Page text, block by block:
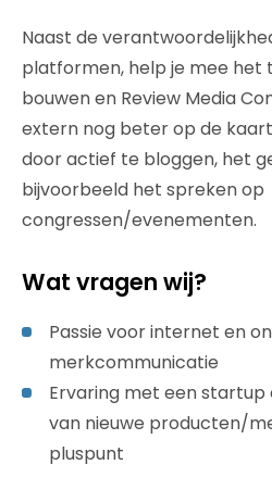
Naast de
platformen, help je mee het
bouwen en Review Media
extern nog beter op de
door actief te bloggen, het
bijvoorbeeld het spreken op
congressen/evenementen.
Wat vragen wij?
Passie voor internet en
merkcommunicatie
Ervaring met een
van nieuwe producten/
pluspunt